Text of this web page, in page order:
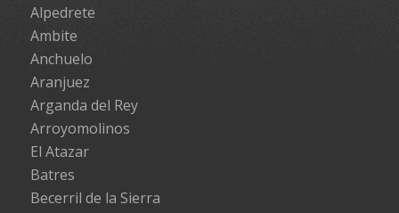
Alpedrete
Ambite
Anchuelo
Aranjuez
Arganda del Rey
Arroyomolinos
El Atazar
Batres
Becerril de la Sierra